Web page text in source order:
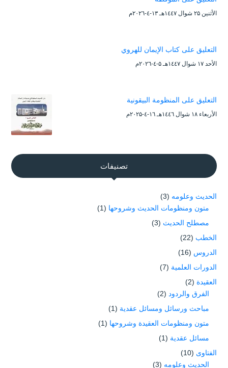
الأثنين ۲۵ شوال ۱٤٤۷هـ ۱۳-٤-۲۰۲٦م
التعليق على كتاب الإيمان للهروي
الأحد ۱۷ شوال ۱٤٤۷هـ ۵-٤-۲۰۲٦م
التعليق على المنظومة البيقونية
الأربعاء ۱۸ شوال ۱٤٤٦هـ ۱٦-٤-۲۰۲۵م
تصنيفات
الحديث وعلومه (3)
متون ومنظومات الحديث وشروحها (1)
مصطلح الحديث (3)
الخطب (22)
الدروس (16)
الدورات العلمية (7)
العقيدة (2)
الفرق والردود (2)
مباحث ورسائل ومسائل عقدية (1)
متون ومنظومات العقيدة وشروحها (1)
مسائل عقدية (1)
الفتاوى (10)
الحديث وعلومه (3)